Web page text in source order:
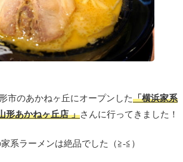
市のあかねヶ丘にオープンした「横浜家系
形あかねヶ丘店 」さんに行ってきました！
系ラーメンは絶品でした（≧-≦）